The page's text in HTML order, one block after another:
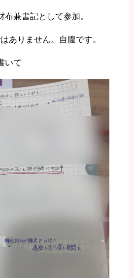
布兼書記として参加。
ありません。自腹です。
いて